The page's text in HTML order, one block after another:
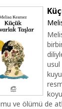
usul
ve ölümü de